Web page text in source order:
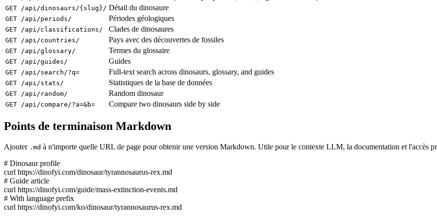
GET /api/dinosaurs/{slug}/ Détail du dinosaure
GET /api/periods/ Périodes géologiques
GET /api/classifications/ Clades de dinosaures
GET /api/countries/ Pays avec des découvertes de fossiles
GET /api/glossary/ Termes du glossaire
GET /api/guides/ Guides
GET /api/search/?q= Full-text search across dinosaurs, glossary, and guides
GET /api/stats/ Statistiques de la base de données
GET /api/random/ Random dinosaur
GET /api/compare/?a=&b= Compare two dinosaurs side by side
Points de terminaison Markdown
Ajouter .md à n'importe quelle URL de page pour obtenir une version Markdown. Utile pour le contexte LLM, la documentation et l'accès
# Dinosaur profile
curl https://dinofyi.com/dinosaur/tyrannosaurus-rex.md
# Guide article
curl https://dinofyi.com/guide/mass-extinction-events.md
# With language prefix
curl https://dinofyi.com/ko/dinosaur/tyrannosaurus-rex.md